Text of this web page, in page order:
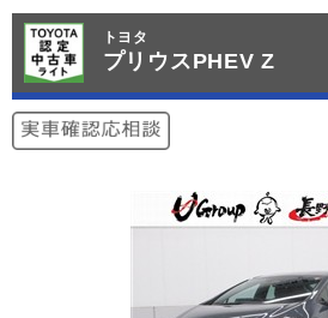
トヨタ
プリウスPHEV Z